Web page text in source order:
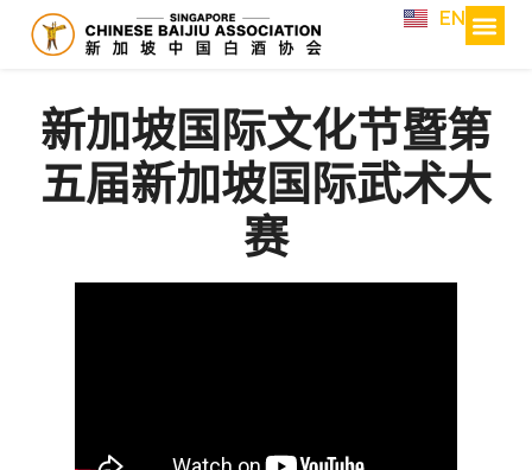
EN
新加坡国际文化节暨第
五届新加坡国际武术大
赛